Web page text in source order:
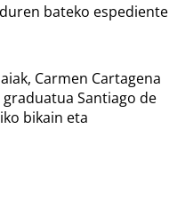
bateko espediente
Carmen Cartagena
Santiago de
bikain eta